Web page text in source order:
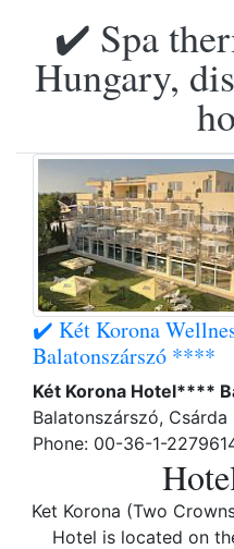
✔️ Spa
Hungary,
✔️ Két Korona
Balatonszárszó ****
Két Korona Hotel****
Balatonszárszó, Csárda
Phone: 00-36-1-
Ket Korona (Two
Hotel is located on